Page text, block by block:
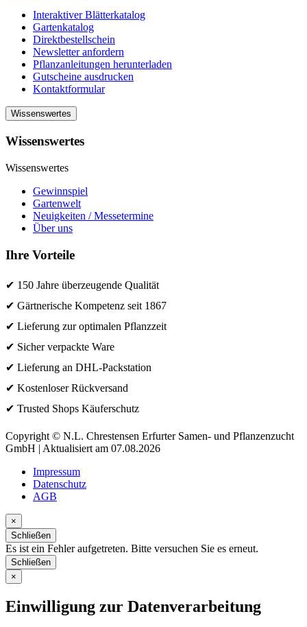
Interaktiver Blätterkatalog
Gartenkatalog
Direktbestellschein
Newsletter anfordern
Pflanzanleitungen herunterladen
Gutscheine ausdrucken
Kontaktformular
Wissenswertes
Wissenswertes
Wissenswertes
Gewinnspiel
Gartenwelt
Neuigkeiten / Messetermine
Über uns
Ihre Vorteile
✔ 150 Jahre überzeugende Qualität
✔ Gärtnerische Kompetenz seit 1867
✔ Lieferung zur optimalen Pflanzzeit
✔ Sicher verpackte Ware
✔ Lieferung an DHL-Packstation
✔ Kostenloser Rückversand
✔ Trusted Shops Käuferschutz
Copyright © N.L. Chrestensen Erfurter Samen- und Pflanzenzucht
GmbH | Aktualisiert am 07.08.2026
Impressum
Datenschutz
AGB
×
Schließen
Es ist ein Fehler aufgetreten. Bitte versuchen Sie es erneut.
Schließen
×
Einwilligung zur Datenverarbeitung